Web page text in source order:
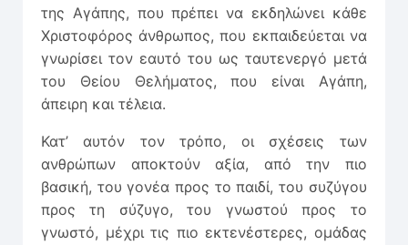
της Αγάπης, που πρέπει να εκδηλώνει κάθε
Χριστοφόρος άνθρωπος, που εκπαιδεύεται να
γνωρίσει τον εαυτό του ως ταυτενεργό μετά
του Θείου Θελήματος, που είναι Αγάπη,
άπειρη και τέλεια.
Κατ’ αυτόν τον τρόπο, οι σχέσεις των
ανθρώπων αποκτούν αξία, από την πιο
βασική, του γονέα προς το παιδί, του συζύγου
προς τη σύζυγο, του γνωστού προς το
γνωστό, μέχρι τις πιο εκτενέστερες, ομάδας